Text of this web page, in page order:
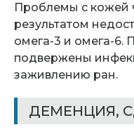
Проблемы с кожей
результатом
омега-3 и омега-6.
подвержены
заживлению ран.
ДЕМЕНЦИЯ,